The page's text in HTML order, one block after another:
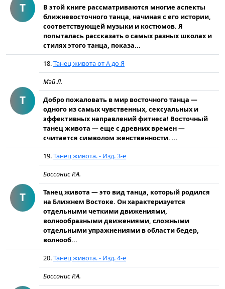
Т
В этой книге рассматриваются многие аспекты
ближневосточного танца, начиная с его истории,
соответствующей музыки и костюмов. Я
попыталась рассказать о самых разных школах и
стилях этого танца, показа...
Т
18.Танец живота от А до Я
Мэй Л.
Добро пожаловать в мир восточного танца —
одного из самых чувственных, сексуальных и
эффективных направлений фитнеса! Восточный
танец живота — еще с древних времен —
считается символом женственности. ...
Т
19.Танец живота. - Изд. 3-е
Боссонис Р.А.
Танец живота — это вид танца, который родился
на Ближнем Востоке. Он характеризуется
отдельными четкими движениями,
волнообразными движениями, сложными
отдельными упражнениями в области бедер,
волнооб...
20.Танец живота. - Изд. 4-е
Боссонис Р.А.